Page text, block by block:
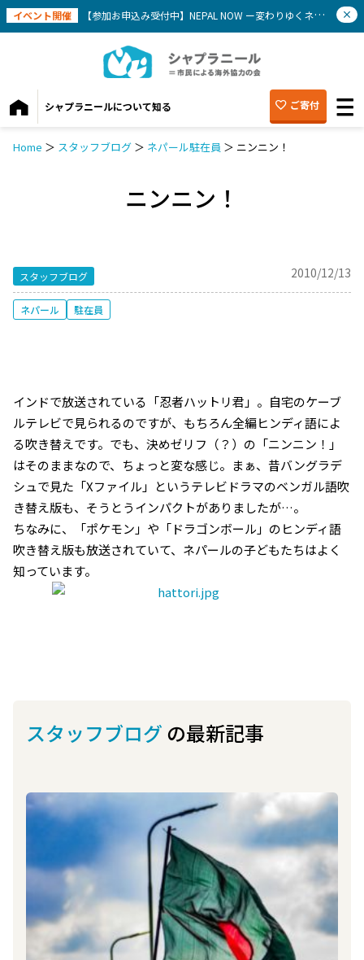
イベント開催 【参加お申込み受付中】NEPAL NOW ー変わりゆくネパールを知ろう(9/12）
シャプラニールについて知る ご寄付
Home ＞ スタッフブログ ＞ ネパール駐在員 ＞ ニンニン！
ニンニン！
スタッフブログ 2010/12/13
ネパール 駐在員
インドで放送されている「忍者ハットリ君」。自宅のケーブ
ルテレビで見られるのですが、もちろん全編ヒンディ語によ
る吹き替えです。でも、決めゼリフ（？）の「ニンニン！」
はそのままなので、ちょっと変な感じ。まぁ、昔バングラデ
シュで見た「Xファイル」というテレビドラマのベンガル語吹
き替え版も、そうとうインパクトがありましたが…。
ちなみに、「ポケモン」や「ドラゴンボール」のヒンディ語
吹き替え版も放送されていて、ネパールの子どもたちはよく
知っています。
スタッフブログ の最新記事